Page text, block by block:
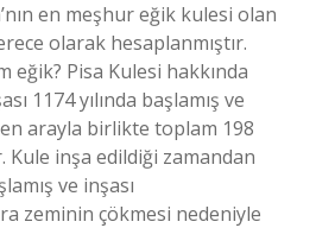
en meşhur eğik kulesi olan
olarak hesaplanmıştır.
eğik? Pisa Kulesi hakkında
1174 yılında başlamış ve
arayla birlikte toplam 198
Kule inşa edildiği zamandan
ve inşası
zeminin çökmesi nedeniyle